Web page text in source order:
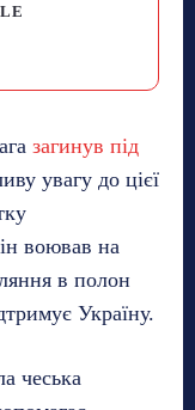
загинув під
увагу до цієї
воював на
в полон
Україну.
чеська